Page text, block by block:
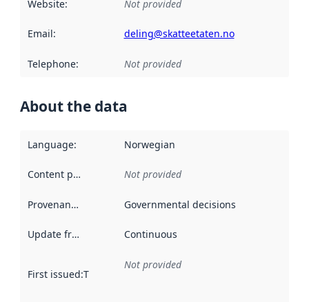
Website: Not provided
Email: deling@skatteetaten.no
Telephone: Not provided
About the data
Language: Norwegian
Content providers Not provided
Provenance Governmental decisions
Update frequency Continuous
First issued:This date indicates when the data in this
Not provided